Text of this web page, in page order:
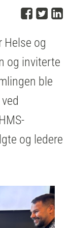
DelDel
Helse og
og inviterte
ble
og ledere